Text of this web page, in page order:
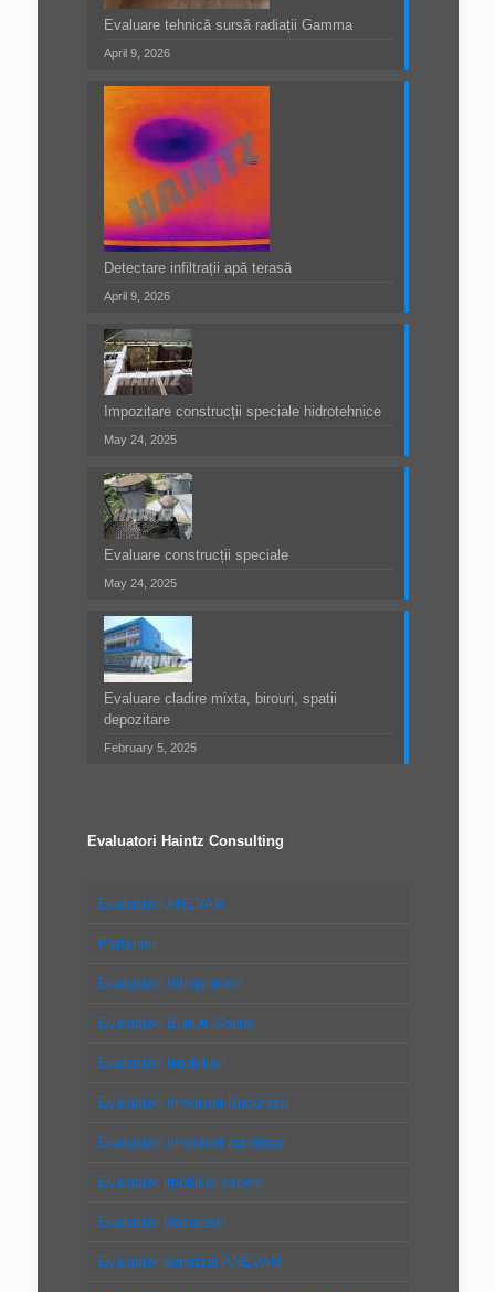
Evaluare tehnică sursă radiații Gamma
April 9, 2026
Detectare infiltrații apă terasă
April 9, 2026
Impozitare construcții speciale hidrotehnice
May 24, 2025
Evaluare construcții speciale
May 24, 2025
Evaluare cladire mixta, birouri, spatii
depozitare
February 5, 2025
Evaluatori Haintz Consulting
Evaluatori ANEVAR
Parteneri
Evaluatori Intreprinderi
Evaluatori Bunuri Mobile
Evaluatori Imobiliari
Evaluatori imobiliari Bucureşti
Evaluatori imobiliari autorizaţi
Evaluator imobiliar expert
Evaluator Bucureşti
Evaluator autorizat ANEVAR